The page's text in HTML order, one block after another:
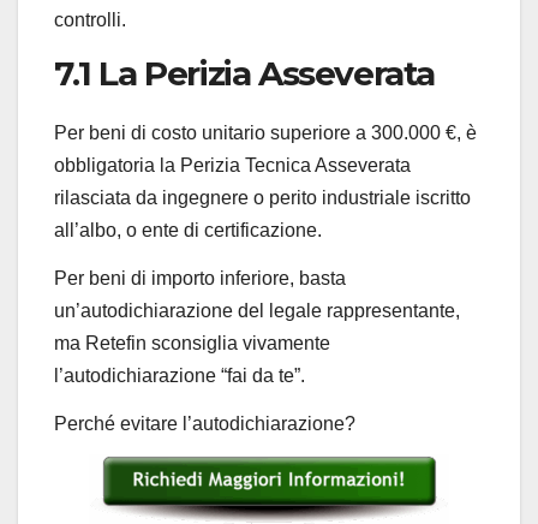
controlli.
7.1 La Perizia Asseverata
Per beni di costo unitario superiore a 300.000 €, è
obbligatoria la Perizia Tecnica Asseverata
rilasciata da ingegnere o perito industriale iscritto
all’albo, o ente di certificazione.
Per beni di importo inferiore, basta
un’autodichiarazione del legale rappresentante,
ma Retefin sconsiglia vivamente
l’autodichiarazione “fai da te”.
Perché evitare l’autodichiarazione?